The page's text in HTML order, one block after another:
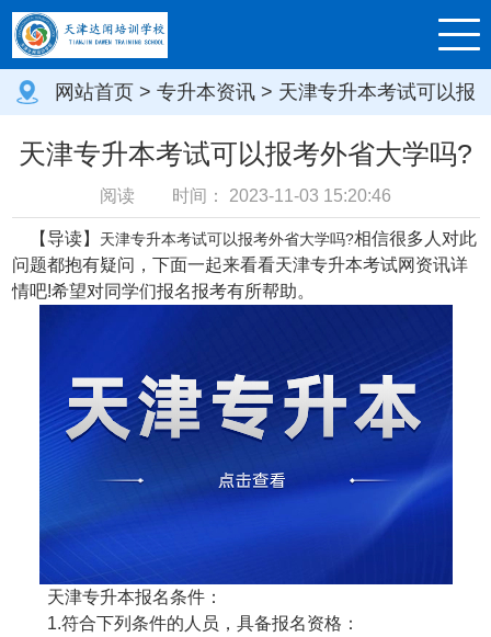
网站首页 > 专升本资讯 > 天津专升本考试可以报
考外省大学吗?
天津专升本考试可以报考外省大学吗?
阅读 时间： 2023-11-03 15:20:46
【导读】 天津专升本考试可以报考外省大学吗?相信很多人对此
问题都抱有疑问，下面一起来看看天津专升本考试网资讯详
情吧!希望对同学们报名报考有所帮助。
天津专升本报名条件：
1.符合下列条件的人员，具备报名资格：